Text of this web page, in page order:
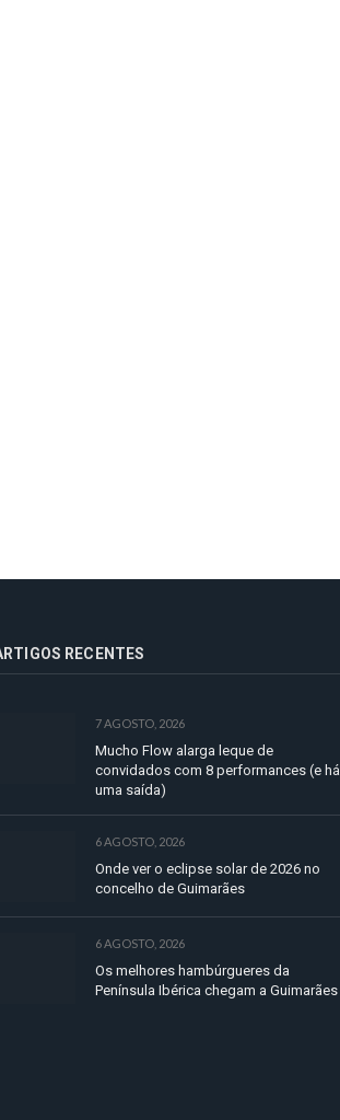
RECENTES
7 AGOSTO, 2026
Mucho Flow alarga leque de
convidados com 8 performances (e há
uma saída)
6 AGOSTO, 2026
Onde ver o eclipse solar de 2026 no
concelho de Guimarães
6 AGOSTO, 2026
Os melhores hambúrgueres da
Península Ibérica chegam a Guimarães